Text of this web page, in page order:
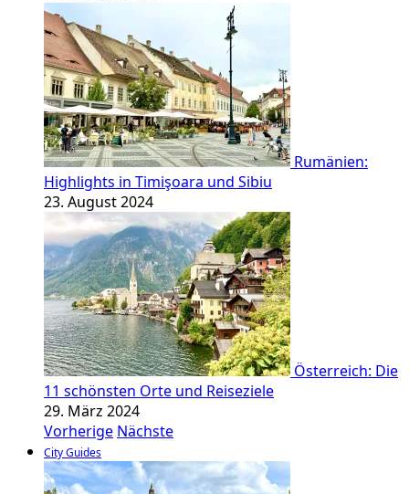
Rumänien:
Highlights in Timişoara und Sibiu
23. August 2024
Österreich: Die
11 schönsten Orte und Reiseziele
29. März 2024
Vorherige Nächste
City Guides